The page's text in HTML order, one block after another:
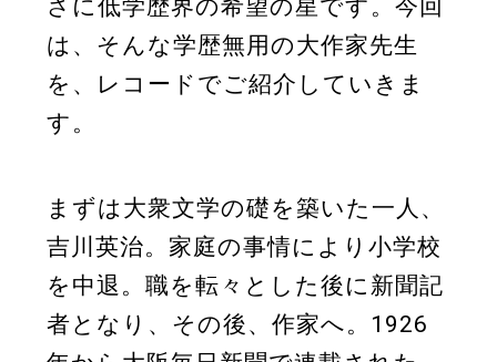
さに低学歴界の希望の星です。今回
は、そんな学歴無用の大作家先生
を、レコードでご紹介していきま
す。
まずは大衆文学の礎を築いた一人、
吉川英治。家庭の事情により小学校
を中退。職を転々とした後に新聞記
者となり、その後、作家へ。1926